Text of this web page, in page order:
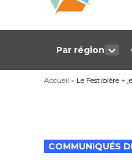
Par région
Accueil » Le Festibière +
POSTED
IN
COMMUNIQUÉS